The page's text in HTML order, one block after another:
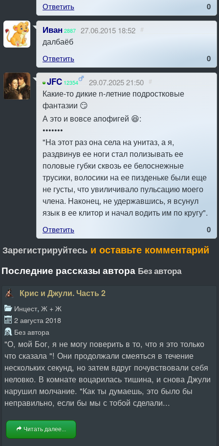
Ответить 0
Иван 2887 27.06.2015 18:52 #
далбаёб
Ответить 0
JFC 12354 29.07.2025 21:50 #
Какие-то дикие n-летние подростковые
фантазии 😏
А это и вовсе апофигей 😆:
•••••••
"Hа этот раз она села на унитаз, а я,
раздвинув ее ноги стал полизывать ее
половые губки сквозь ее белоснежные
трусики, волосики на ее пизденьке были еще
не густы, что увиличивало пульсацию моего
члена. Hаконец, не удержавшись, я всунул
язык в ее клитор и начал водить им по кругу".
Ответить 0
Зарегистрируйтесь и оставьте комментарий
Последние рассказы автора Без автора
Крис и Джули. Часть 2
Инцест, Ж + Ж
2 августа 2018
Без автора
"О, мой Бог, я не могу поверить в то, что я это только
что сказала "! Они продолжали смеяться в течение
нескольких секунд, но затем вдруг почувствовали себя
неловко. В комнате воцарилась тишина, и снова Джули
нарушил молчание. "Как ты думаешь, это было бы
неправильно, если бы мы с тобой сделали...
Читать далее...